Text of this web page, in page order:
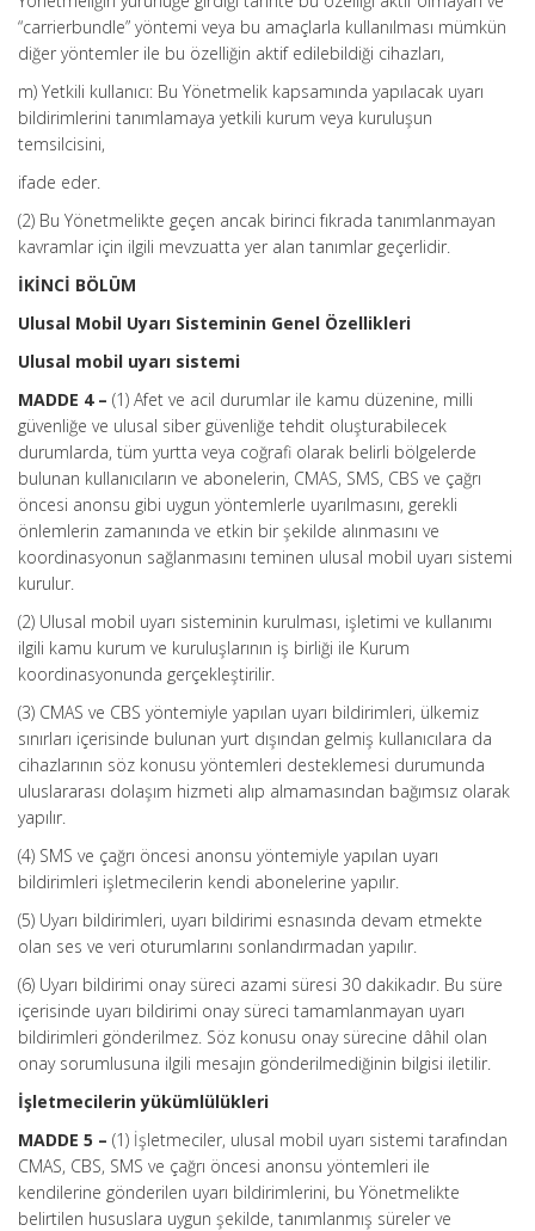
“carrierbundle” yöntemi veya bu amaçlarla kullanılması mümkün
diğer yöntemler ile bu özelliğin aktif edilebildiği cihazları,
m) Yetkili kullanıcı: Bu Yönetmelik kapsamında yapılacak uyarı
bildirimlerini tanımlamaya yetkili kurum veya kuruluşun
temsilcisini,
ifade eder.
(2) Bu Yönetmelikte geçen ancak birinci fıkrada tanımlanmayan
kavramlar için ilgili mevzuatta yer alan tanımlar geçerlidir.
İKİNCİ BÖLÜM
Ulusal Mobil Uyarı Sisteminin Genel Özellikleri
Ulusal mobil uyarı sistemi
MADDE 4 – (1) Afet ve acil durumlar ile kamu düzenine, milli
güvenliğe ve ulusal siber güvenliğe tehdit oluşturabilecek
durumlarda, tüm yurtta veya coğrafi olarak belirli bölgelerde
bulunan kullanıcıların ve abonelerin, CMAS, SMS, CBS ve çağrı
öncesi anonsu gibi uygun yöntemlerle uyarılmasını, gerekli
önlemlerin zamanında ve etkin bir şekilde alınmasını ve
koordinasyonun sağlanmasını teminen ulusal mobil uyarı sistemi
kurulur.
(2) Ulusal mobil uyarı sisteminin kurulması, işletimi ve kullanımı
ilgili kamu kurum ve kuruluşlarının iş birliği ile Kurum
koordinasyonunda gerçekleştirilir.
(3) CMAS ve CBS yöntemiyle yapılan uyarı bildirimleri, ülkemiz
sınırları içerisinde bulunan yurt dışından gelmiş kullanıcılara da
cihazlarının söz konusu yöntemleri desteklemesi durumunda
uluslararası dolaşım hizmeti alıp almamasından bağımsız olarak
yapılır.
(4) SMS ve çağrı öncesi anonsu yöntemiyle yapılan uyarı
bildirimleri işletmecilerin kendi abonelerine yapılır.
(5) Uyarı bildirimleri, uyarı bildirimi esnasında devam etmekte
olan ses ve veri oturumlarını sonlandırmadan yapılır.
(6) Uyarı bildirimi onay süreci azami süresi 30 dakikadır. Bu süre
içerisinde uyarı bildirimi onay süreci tamamlanmayan uyarı
bildirimleri gönderilmez. Söz konusu onay sürecine dâhil olan
onay sorumlusuna ilgili mesajın gönderilmediğinin bilgisi iletilir.
İşletmecilerin yükümlülükleri
MADDE 5 – (1) İşletmeciler, ulusal mobil uyarı sistemi tarafından
CMAS, CBS, SMS ve çağrı öncesi anonsu yöntemleri ile
kendilerine gönderilen uyarı bildirimlerini, bu Yönetmelikte
belirtilen hususlara uygun şekilde, tanımlanmış süreler ve